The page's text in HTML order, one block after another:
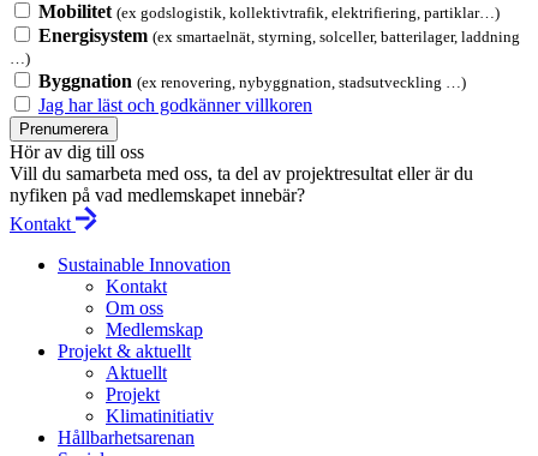
Mobilitet (ex godslogistik, kollektivtrafik, elektrifiering, partiklar…)
Energisystem (ex smartaelnät, styrning, solceller, batterilager, laddning
…)
Byggnation (ex renovering, nybyggnation, stadsutveckling …)
Jag har läst och godkänner villkoren
Prenumerera
Hör av dig till oss
Vill du samarbeta med oss, ta del av projektresultat eller är du
nyfiken på vad medlemskapet innebär?
Kontakt
Sustainable Innovation
Kontakt
Om oss
Medlemskap
Projekt & aktuellt
Aktuellt
Projekt
Klimatinitiativ
Hållbarhetsarenan